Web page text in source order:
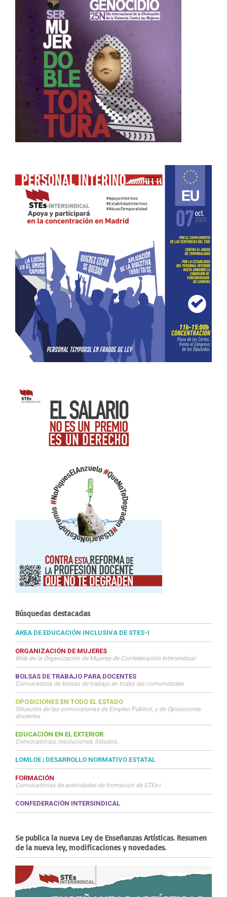
Búsquedas destacadas
ÁREA DE EDUCACIÓN INCLUSIVA DE STES-I
ORGANIZACIÓN DE MUJERES
Web de la Organización de Mujeres de Confederación Intersindical
BOLSAS DE TRABAJO PARA DOCENTES
Convocatoria de bolsas de trabajo en todas las comunidades
OPOSICIONES EN TODO EL ESTADO
Situación de las convocatorias de Empleo Público, y de Oposiciones
docentes
EDUCACIÓN EN EL EXTERIOR
Convocatorias, resoluciones, listados…
LOMLOE | DESARROLLO NORMATIVO ESTATAL
FORMACIÓN
Convocatorias de actividades de formación de STEs-i
CONFEDERACIÓN INTERSINDICAL
Se publica la nueva Ley de Enseñanzas Artísticas. Resumen
de la nueva ley, modificaciones y novedades.